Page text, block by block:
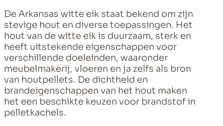
De Arkansas witte eik staat bekend om zijn
stevige hout en diverse toepassingen. Het
hout van de witte eik is duurzaam, sterk en
heeft uitstekende eigenschappen voor
verschillende doeleinden, waaronder
meubelmakerij, vloeren en ja zelfs als bron
van houtpellets. De dichtheid en
brandeigenschappen van het hout maken
het een beschikte keuzen voor brandstof in
pelletkachels.